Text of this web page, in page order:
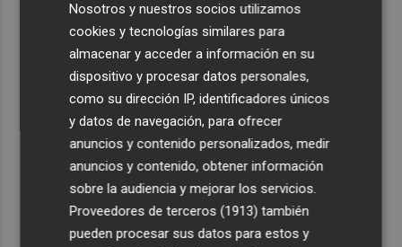
Vuelven las lluvias este domingo: activan la alerta por
tormentas y posible granizo en la Vega del Segura,
Noroeste, Altiplano y Guadalentín
Recibe toda la actualidad de
Plaza Podcast en tu correo
Nosotros y nuestros socios utilizamos
cookies y tecnologías similares para
almacenar y acceder a información en su
dispositivo y procesar datos personales,
como su dirección IP, identificadores únicos
y datos de navegación, para ofrecer
anuncios y contenido personalizados, medir
anuncios y contenido, obtener información
sobre la audiencia y mejorar los servicios.
Proveedores de terceros (1913) también
pueden procesar sus datos para estos y